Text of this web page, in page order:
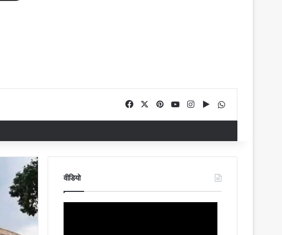
FacebookPinterestYouTubeInstagram
Google Play
वीडियो